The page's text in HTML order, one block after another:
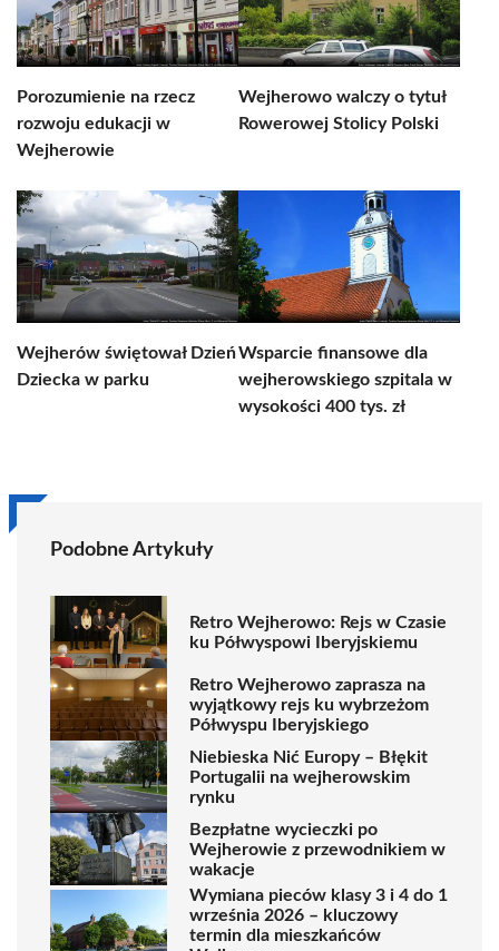
Porozumienie na rzecz
rozwoju edukacji w
Wejherowie
Wejherowo walczy o tytuł
Rowerowej Stolicy Polski
Wejherów świętował Dzień
Dziecka w parku
Wsparcie finansowe dla
wejherowskiego szpitala w
wysokości 400 tys. zł
Podobne Artykuły
Retro Wejherowo: Rejs w Czasie
ku Półwyspowi Iberyjskiemu
Retro Wejherowo zaprasza na
wyjątkowy rejs ku wybrzeżom
Półwyspu Iberyjskiego
Niebieska Nić Europy – Błękit
Portugalii na wejherowskim
rynku
Bezpłatne wycieczki po
Wejherowie z przewodnikiem w
wakacje
Wymiana pieców klasy 3 i 4 do 1
września 2026 – kluczowy
termin dla mieszkańców